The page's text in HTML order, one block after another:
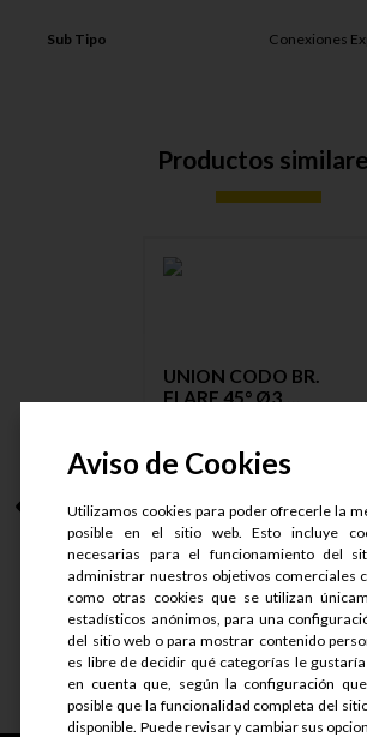
Sub Tipo Conexiones
Productos
UNION CODO BR.
FLARE 45° Ø3....
S/.7.02
S/.5.27
Ver detalle
Aviso de Cookies
Utilizamos cookies para poder ofrecerle la
posible en el sitio web. Esto incluye
necesarias para el funcionamiento del
administrar nuestros objetivos comerciales
como otras cookies que se utilizan
estadísticos anónimos, para una
del sitio web o para mostrar contenido
es libre de decidir qué categorías le
en cuenta que, según la configuración
posible que la funcionalidad completa del
disponible. Puede revisar y cambiar sus